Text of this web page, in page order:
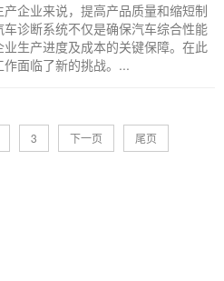
企业来说，提高产品质量和缩短制
诊断系统不仅是确保汽车综合性能
生产进度及成本的关键保障。在此
面临了新的挑战。...
3 下一页
尾页